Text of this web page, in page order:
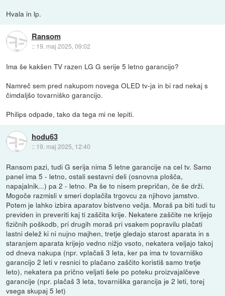
Hvala in lp.
Ransom
:: 19. maj 2025, 09:02
Ima še kakšen TV razen LG G serije 5 letno garancijo?
Namreč sem pred nakupom novega OLED tv-ja in bi rad nekaj s
čimdaljšo tovarniško garancijo.
Philips odpade, tako da tega mi ne lepiti.
hodu63
:: 19. maj 2025, 12:40
Ransom pazi, tudi G serija nima 5 letne garancije na cel tv. Samo
panel ima 5 - letno, ostali sestavni deli (osnovna plošča,
napajalnik...) pa 2 - letno. Pa še to nisem prepričan, če še drži.
Mogoče razmisli v smeri doplačila trgovcu za njihovo jamstvo.
Potem je lahko izbira aparatov bistveno večja. Moraš pa biti tudi tu
previden in preveriti kaj ti zaščita krije. Nekatere zaščite ne krijejo
fizičnih poškodb, pri drugih moraš pri vsakem popravilu plačati
lastni delež ki ni nujno majhen, tretje gledajo starost aparata in s
staranjem aparata krijejo vedno nižjo vsoto, nekatera veljajo takoj
od dneva nakupa (npr. vplačaš 3 leta, ker pa ima tv tovarniško
garancijo 2 leti v resnici to plačano zaščito koristiš samo tretje
leto), nekatera pa prično veljati šele po poteku proizvajalčeve
garancije (npr. plačaš 3 leta, tovarniška garancija je 2 leti, torej
vsega skupaj 5 let)